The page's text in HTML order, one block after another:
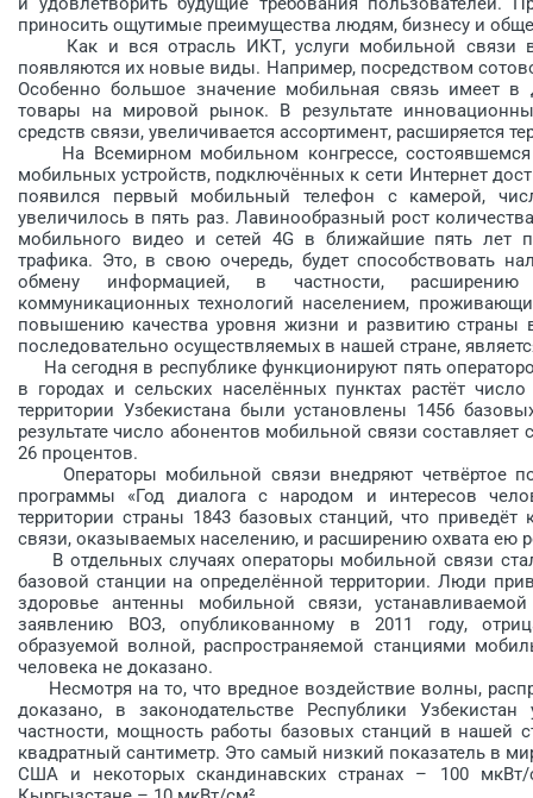
приносить ощутимые преимущества людям, бизнесу и
Как и вся отрасль ИКТ, услуги мобильной связи в
появляются их новые виды. Например, посредством
Особенно большое значение мобильная связь имеет в
товары на мировой рынок. В результате
средств связи, увеличивается ассортимент, расширяется
На Всемирном мобильном конгрессе, состоявшемся
мобильных устройств, подключённых к сети Интернет
появился первый мобильный телефон с камерой,
увеличилось в пять раз. Лавинообразный рост
мобильного видео и сетей 4G в ближайшие пять лет
трафика. Это, в свою очередь, будет способствовать
обмену информацией, в частности, расширению
коммуникационных технологий населением,
повышению качества уровня жизни и развитию
последовательно осуществляемых в нашей стране,
На сегодня в республике функционируют пять
в городах и сельских населённых пунктах растёт
территории Узбекистана были установлены 1456
результате число абонентов мобильной связи
26 процентов.
Операторы мобильной связи внедряют четвёртое
программы «Год диалога с народом и интересов
территории страны 1843 базовых станций, что
связи, оказываемых населению, и расширению охвата ею
В отдельных случаях операторы мобильной связи
базовой станции на определённой территории. Люди
здоровье антенны мобильной связи,
заявлению ВОЗ, опубликованному в 2011 году,
образуемой волной, распространяемой станциями
человека не доказано.
Несмотря на то, что вредное воздействие волны,
доказано, в законодательстве Республики
частности, мощность работы базовых станций в нашей
квадратный сантиметр. Это самый низкий показатель в
США и некоторых скандинавских странах – 100 мкВт/